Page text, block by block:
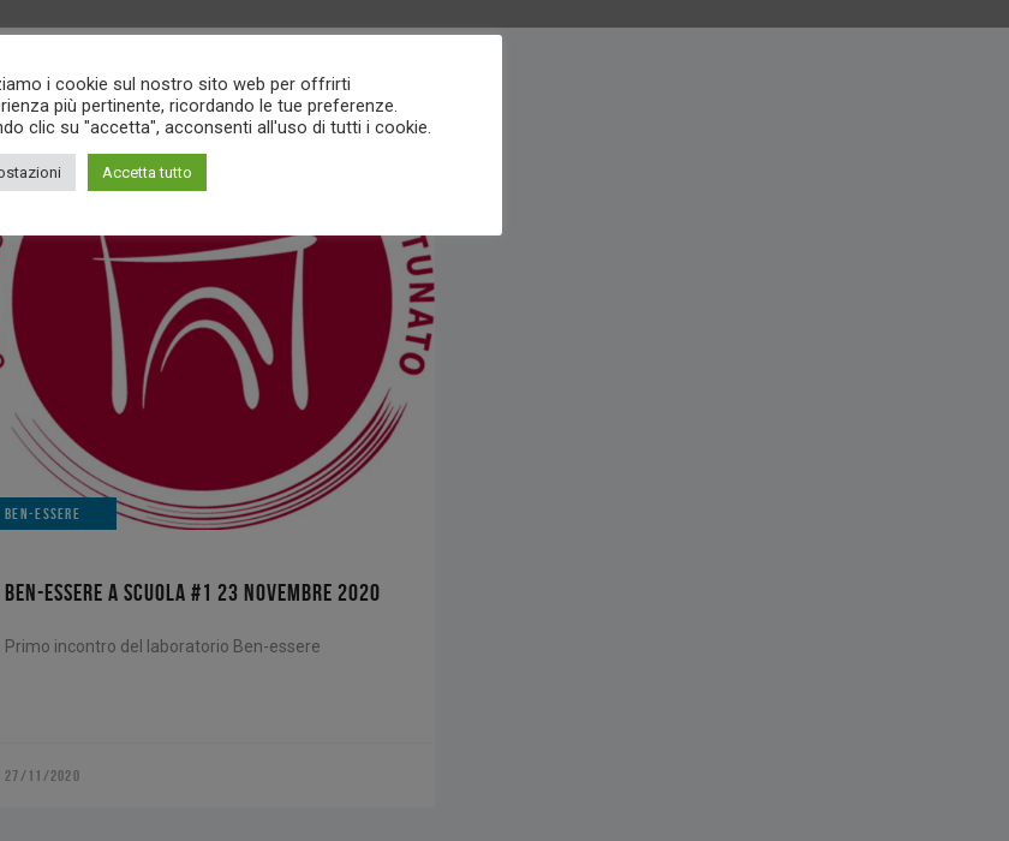
BEN-ESSERE
BEN-ESSERE A SCUOLA #1 23 NOVEMBRE 2020
Primo incontro del laboratorio Ben-essere
27/11/2020
i cookie sul nostro sito web per offrirti
più pertinente, ricordando le tue preferenze.
clic su "accetta", acconsenti all'uso di tutti i cookie.
Accetta tutto